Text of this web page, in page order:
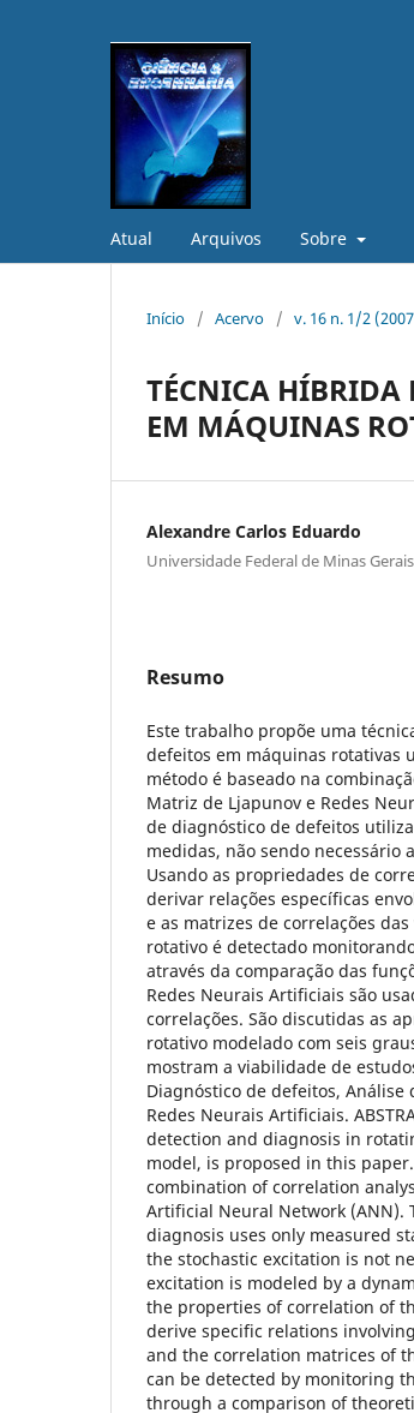
Atual Arquivos Sobre
Início / Acervo / v. 16 n. 1/2
TÉCNICA HÍBRIDA
EM MÁQUINAS
Alexandre Carlos Eduardo
Universidade Federal de Minas Gerais
Resumo
Este trabalho propõe uma
defeitos em máquinas rotativas
método é baseado na
Matriz de Ljapunov e Redes
de diagnóstico de defeitos
medidas, não sendo necessário
Usando as propriedades de
derivar relações específicas
e as matrizes de correlações
rotativo é detectado
através da comparação das
Redes Neurais Artificiais são
correlações. São discutidas as
rotativo modelado com seis
mostram a viabilidade de
Diagnóstico de defeitos, Análise
Redes Neurais Artificiais.
detection and diagnosis in
model, is proposed in this
combination of correlation
Artificial Neural Network
diagnosis uses only measured
the stochastic excitation is not
excitation is modeled by a
the properties of correlation of
derive specific relations
and the correlation matrices of
can be detected by monitoring
through a comparison of